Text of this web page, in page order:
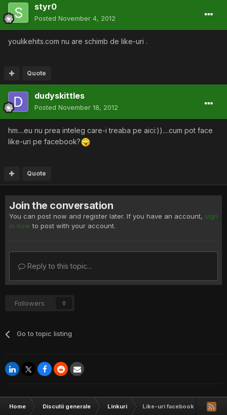
styr0
Posted November 4, 2012
youlikehits.com nu are schimb de like-uri .
Quote
dudyskittles
Posted November 18, 2012
hm....eu nu prea inteleg care-i treaba pe aici:))....cum pot face
like-uri pe facebook?
Quote
Join the conversation
You can post now and register later. If you have an account, sign
in now to post with your account.
Reply to this topic...
Followers 0
Go to topic listing
Home Discutii generale Linkuri Like-uri facebook